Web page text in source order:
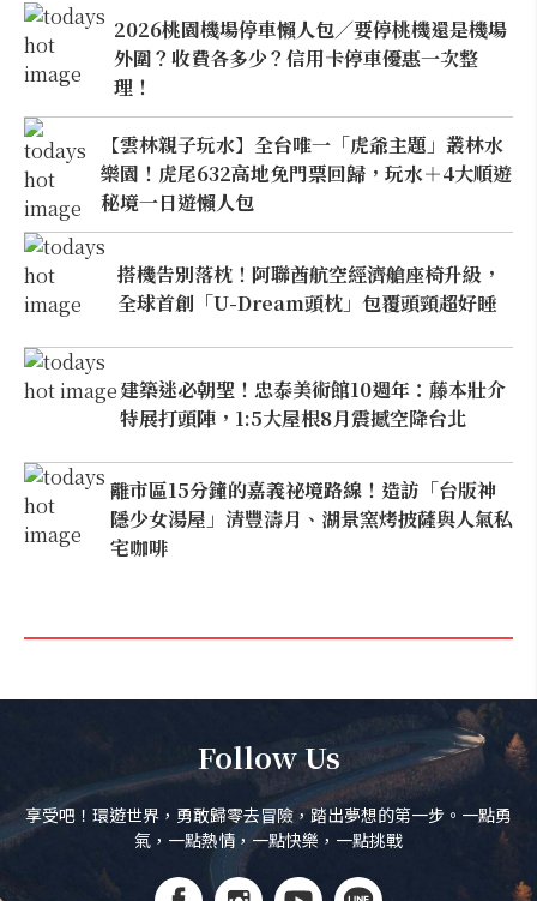
2026桃園機場停車懶人包／要停桃機還是機場
外圍？收費各多少？信用卡停車優惠一次整
理！
【雲林親子玩水】全台唯一「虎爺主題」叢林水
樂園！虎尾632高地免門票回歸，玩水＋4大順遊
秘境一日遊懶人包
搭機告別落枕！阿聯酋航空經濟艙座椅升級，
全球首創「U-Dream頭枕」包覆頭頸超好睡
建築迷必朝聖！忠泰美術館10週年：藤本壯介
特展打頭陣，1:5大屋根8月震撼空降台北
離市區15分鐘的嘉義祕境路線！造訪「台版神
隱少女湯屋」清豐濤月、湖景窯烤披薩與人氣私
宅咖啡
Follow Us
享受吧！環遊世界，勇敢歸零去冒險，踏出夢想的第一步。一點勇
氣，一點熱情，一點快樂，一點挑戰